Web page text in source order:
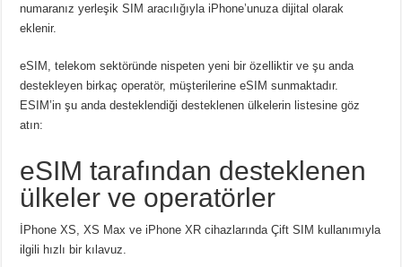
numaranız yerleşik SIM aracılığıyla iPhone’unuza dijital olarak
eklenir.
eSIM, telekom sektöründe nispeten yeni bir özelliktir ve şu anda
destekleyen birkaç operatör, müşterilerine eSIM sunmaktadır.
ESIM’in şu anda desteklendiği desteklenen ülkelerin listesine göz
atın:
eSIM tarafından desteklenen
ülkeler ve operatörler
İPhone XS, XS Max ve iPhone XR cihazlarında Çift SIM kullanımıyla
ilgili hızlı bir kılavuz.